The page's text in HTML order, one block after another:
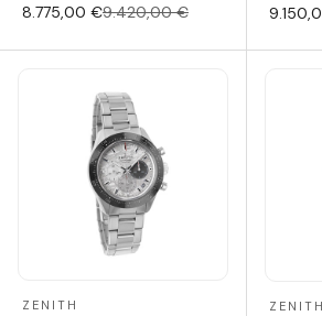
8.775,00 €9.420,00 €
ZENITH ZENITH